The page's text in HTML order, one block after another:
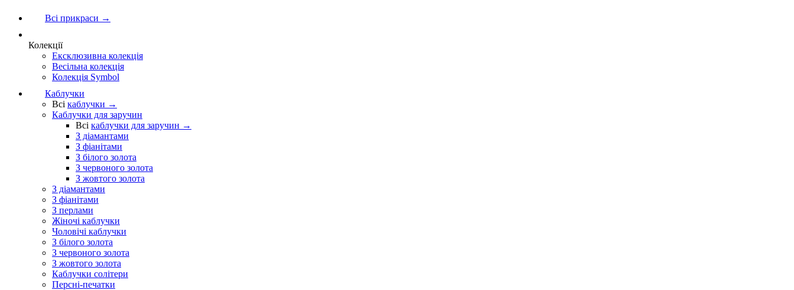
Всі прикраси →
Колекції
Ексклюзивна колекція
Весільна колекція
Колекція Symbol
Каблучки
Всі каблучки →
Каблучки для заручин
Всі каблучки для заручин →
З діамантами
З фіанітами
З білого золота
З червоного золота
З жовтого золота
З діамантами
З фіанітами
З перлами
Жіночі каблучки
Чоловічі каблучки
З білого золота
З червоного золота
З жовтого золота
Каблучки солітери
Персні-печатки